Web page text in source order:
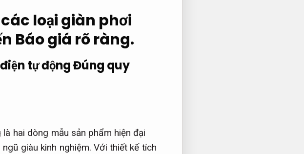
loại giàn phơi
Báo giá rõ ràng.
tự độngĐúng quy
hai dòng mẫu sản phẩm hiện đại
giàu kinh nghiệm. Với thiết kế tích